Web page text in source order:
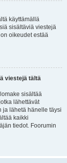
käyttämällä
sisältäviä viestejä
oikeudet estää
viestejä tältä
sisältää
lähettävät
ja lähetä hänelle täysi
kaikki
tiedot. Foorumin